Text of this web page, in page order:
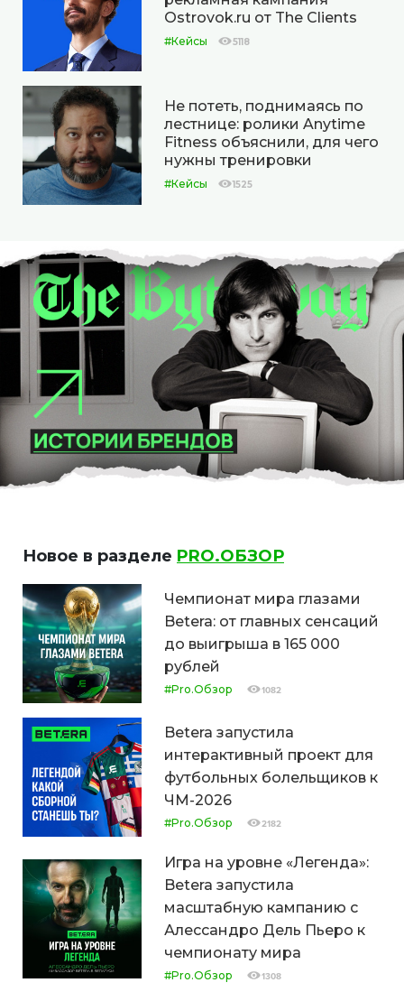
Ostrovok.ru от The Clients
#Кейсы 5118
Не потеть, поднимаясь по
лестнице: ролики Anytime
Fitness объяснили, для чего
нужны тренировки
#Кейсы 1525
Новое в разделе PRO.ОБЗОР
Чемпионат мира глазами
Betera: от главных сенсаций
до выигрыша в 165 000
рублей
#Pro.Обзор 1082
Betera запустила
интерактивный проект для
футбольных болельщиков к
ЧМ-2026
#Pro.Обзор 2182
Игра на уровне «Легенда»:
Betera запустила
масштабную кампанию с
Алессандро Дель Пьеро к
чемпионату мира
#Pro.Обзор 1308